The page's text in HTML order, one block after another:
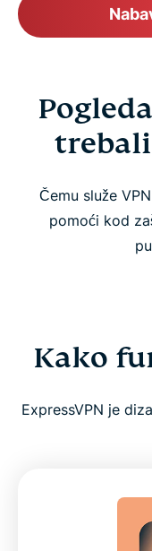
Čemu služe
pomoći kod
Kako
ExpressVPN je